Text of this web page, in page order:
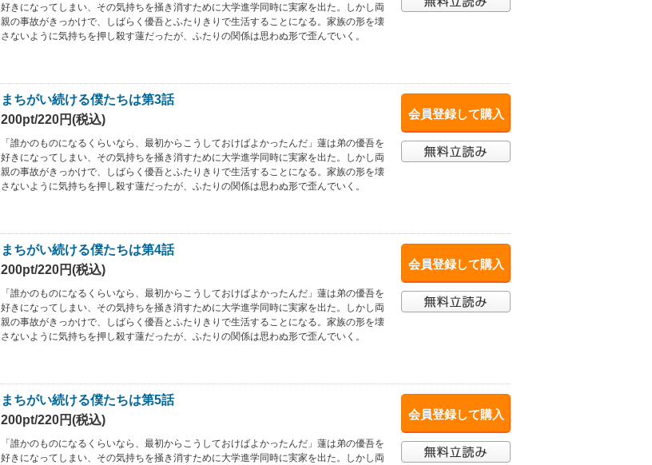
好きになってしまい、その気持ちを掻き消すために大学進学同時に実家を出た。しかし両
親の事故がきっかけで、しばらく優吾とふたりきりで生活することになる。家族の形を壊
さないように気持ちを押し殺す蓮だったが、ふたりの関係は思わぬ形で歪んでいく。
会員登録して購入
まちがい続ける僕たちは第3話
200pt/220円(税込)
「誰かのものになるくらいなら、最初からこうしておけばよかったんだ」蓮は弟の優吾を
好きになってしまい、その気持ちを掻き消すために大学進学同時に実家を出た。しかし両
親の事故がきっかけで、しばらく優吾とふたりきりで生活することになる。家族の形を壊
さないように気持ちを押し殺す蓮だったが、ふたりの関係は思わぬ形で歪んでいく。
会員登録して購入
まちがい続ける僕たちは第4話
200pt/220円(税込)
「誰かのものになるくらいなら、最初からこうしておけばよかったんだ」蓮は弟の優吾を
好きになってしまい、その気持ちを掻き消すために大学進学同時に実家を出た。しかし両
親の事故がきっかけで、しばらく優吾とふたりきりで生活することになる。家族の形を壊
さないように気持ちを押し殺す蓮だったが、ふたりの関係は思わぬ形で歪んでいく。
会員登録して購入
まちがい続ける僕たちは第5話
200pt/220円(税込)
「誰かのものになるくらいなら、最初からこうしておけばよかったんだ」蓮は弟の優吾を
好きになってしまい、その気持ちを掻き消すために大学進学同時に実家を出た。しかし両